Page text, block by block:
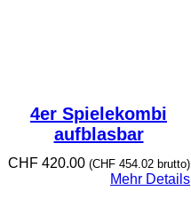
4er Spielekombi
aufblasbar
CHF420.00 (CHF454.02brutto)
Mehr Details